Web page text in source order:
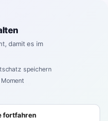
›sacrificio
damit es im
speichern
fortfahren